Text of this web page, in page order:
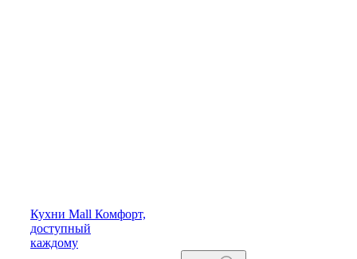
Кухни Mall Комфорт,
доступный
каждому